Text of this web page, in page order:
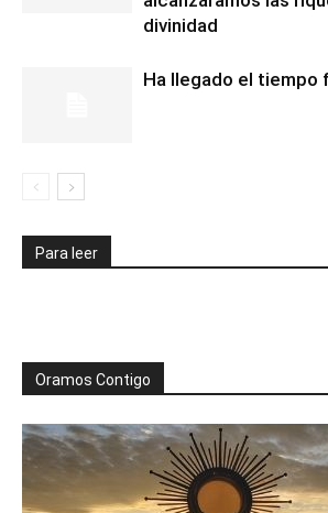
divinidad
Ha llegado el tiempo
Para leer
Oramos Contigo